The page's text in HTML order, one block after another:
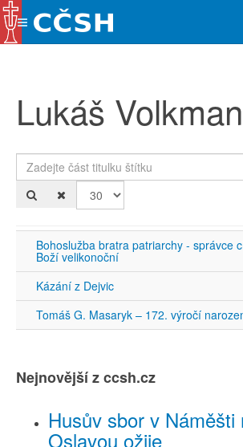
Lukáš Volkman
Zadejte část titulku štítku
Bohoslužba bratra patriarchy - správce
Boží velikonoční
Kázání z Dejvic
Tomáš G. Masaryk – 172. výročí
Nejnovější z ccsh.cz
Husův sbor v Náměšti
Oslavou ožije